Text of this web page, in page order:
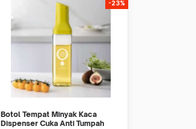
-23%
Botol Tempat Minyak Kaca
Dispenser Cuka Anti Tumpah